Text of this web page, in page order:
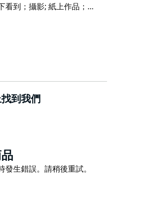
看到；攝影; 紙上作品；…
當地知名藝術家和新興藝術家提供了一
以在他們的藝術家簡介中找到有關他們
資訊。
括原創繪畫、素描、攝影、版畫、紡織
寶。
購物區中心的比爾迪街
通便利，遊客可輕鬆前往。
到我們
生錯誤。請稍後重試。